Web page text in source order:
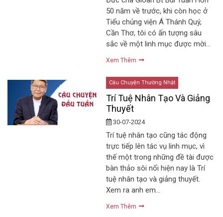
50 năm về trước, khi còn học ở
Tiểu chủng viện Á Thánh Quý,
Cần Thơ, tôi có ấn tượng sâu
sắc về một linh mục được mời…
Xem Thêm
Câu Chuyện Thường Nhật
Trí Tuệ Nhân Tạo Và Giảng
Thuyết
30-07-2024
Trí tuệ nhân tạo cũng tác động
trực tiếp lên tác vụ linh mục, vì
thế một trong những đề tài được
bàn thảo sôi nổi hiện nay là Trí
tuệ nhân tạo và giảng thuyết.
Xem ra anh em…
Xem Thêm